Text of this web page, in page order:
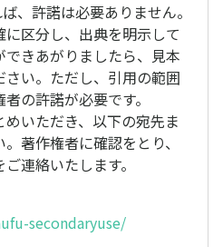
、許諾は必要ありません。
区分し、出典を明示して
きあがりましたら、見本
い。ただし、引用の範囲
の許諾が必要です。
いただき、以下の宛先ま
著作権者に確認をとり、
連絡いたします。
secondaryuse/